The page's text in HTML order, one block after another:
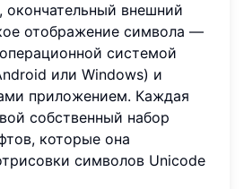
окончательный внешний
отображение символа —
системой
или Windows) и
приложением. Каждая
собственный набор
которые она
символов Unicode